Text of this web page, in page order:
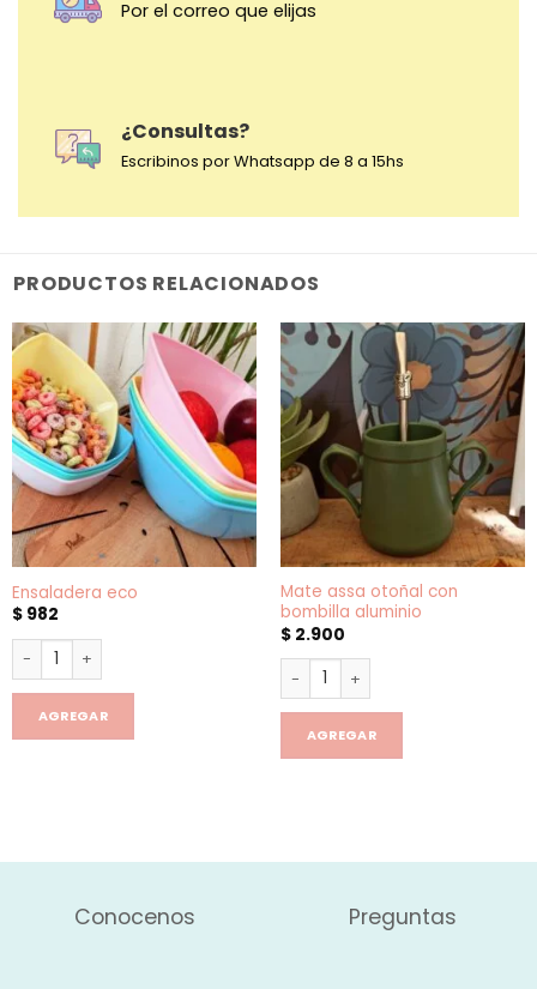
Por el correo que elijas
¿Consultas?
Escribinos por Whatsapp de 8 a 15hs
PRODUCTOS RELACIONADOS
Ensaladera eco
$982
Ensaladera eco cantidad
AGREGAR
Mate assa otoñal con
bombilla aluminio
$2.900
Mate assa otoñal con
AGREGAR
Conocenos Preguntas